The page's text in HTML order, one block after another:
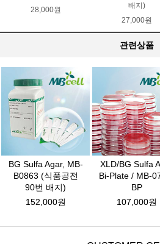
28,000원
배지)
27,000원
관련상품
BG Sulfa Agar, MB-
B0863 (식품공전
90번 배지)
152,000원
XLD/BG Sulfa
Bi-Plate / MB-
BP
107,000원